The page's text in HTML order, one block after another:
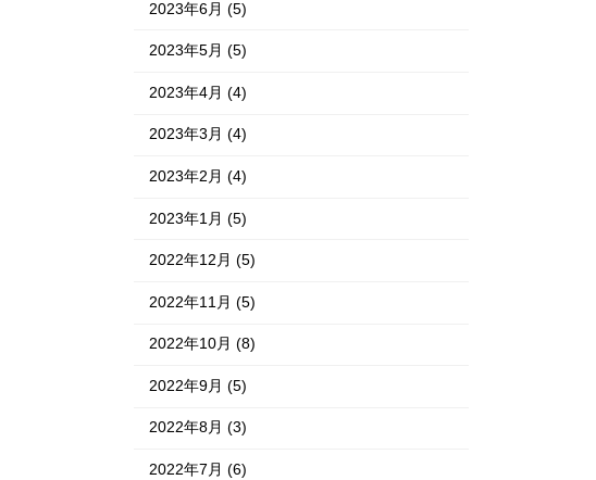
2023年6月 (5)
2023年5月 (5)
2023年4月 (4)
2023年3月 (4)
2023年2月 (4)
2023年1月 (5)
2022年12月 (5)
2022年11月 (5)
2022年10月 (8)
2022年9月 (5)
2022年8月 (3)
2022年7月 (6)